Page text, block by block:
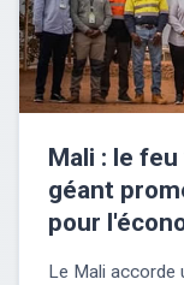
Mali : le
géant
pour
Le Mali accorde